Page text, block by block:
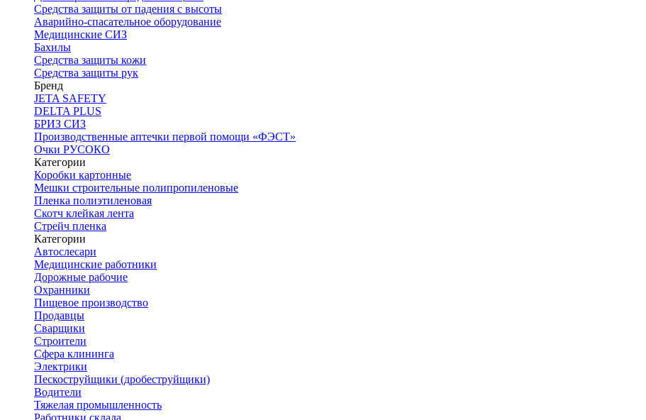
Средства защиты от падения с высоты
Аварийно-спасательное оборудование
Медицинские СИЗ
Бахилы
Средства защиты кожи
Средства защиты рук
Бренд
JETA SAFETY
DELTA PLUS
БРИЗ СИЗ
Производственные аптечки первой помощи «ФЭСТ»
Очки РУСОКО
Категории
Коробки картонные
Мешки строительные полипропиленовые
Пленка полиэтиленовая
Скотч клейкая лента
Стрейч пленка
Категории
Автослесари
Медицинские работники
Дорожные рабочие
Охранники
Пищевое производство
Продавцы
Сварщики
Строители
Сфера клининга
Электрики
Пескоструйщики (дробеструйщики)
Водители
Тяжелая промышленность
Работники склада